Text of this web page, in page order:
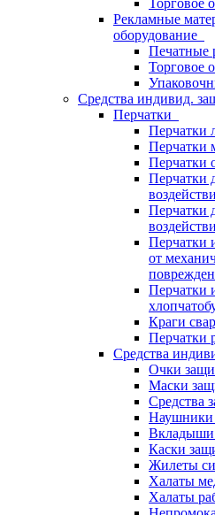
Торговое
Рекламные
оборудование
Печатные
Торговое
Средства индивид.
Перчатки
Перчатки
Перчатки
Перчатки
Перчатки
Перчатки
Перчатки
от
Перчатки
Краги
Перчатки
Средства
Очки
Маски
Средства
Наушники
Вкладыши
Каски
Жилеты
Халаты
Халаты